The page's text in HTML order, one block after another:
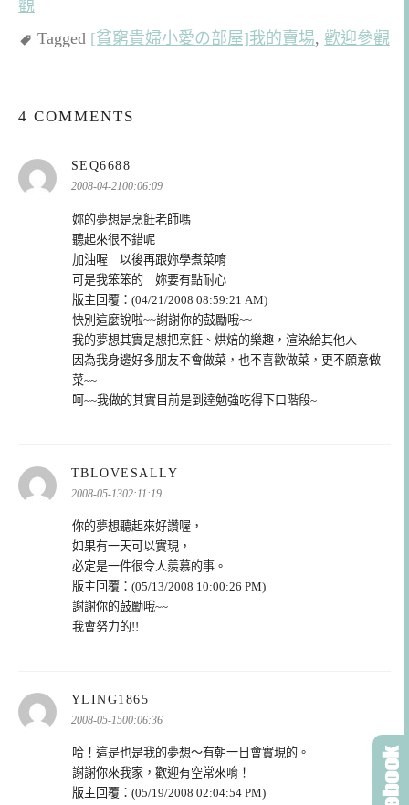
觀
Tagged [貧窮貴婦小愛の部屋]我的賣場, 歡迎參觀
4 COMMENTS
SEQ6688
示:
2008-04-2100:06:09
妳的夢想是烹飪老師嗎
聽起來很不錯呢
加油喔 以後再跟妳學煮菜唷
可是我笨笨的 妳要有點耐心
版主回覆：(04/21/2008 08:59:21 AM)
快別這麼說啦~~謝謝你的鼓勵哦~~
我的夢想其實是想把烹飪、烘焙的樂趣，渲染給其他人
因為我身邊好多朋友不會做菜，也不喜歡做菜，更不願意做
菜~~
呵~~我做的其實目前是到達勉強吃得下口階段~
TBLOVESALLY
2008-05-1302:11:19
你的夢想聽起來好讚喔，
如果有一天可以實現，
必定是一件很令人羨慕的事。
版主回覆：(05/13/2008 10:00:26 PM)
謝謝你的鼓勵哦~~
我會努力的!!
YLING1865
示:
2008-05-1500:06:36
哈！這是也是我的夢想～有朝一日會實現的。
謝謝你來我家，歡迎有空常來唷！
版主回覆：(05/19/2008 02:04:54 PM)